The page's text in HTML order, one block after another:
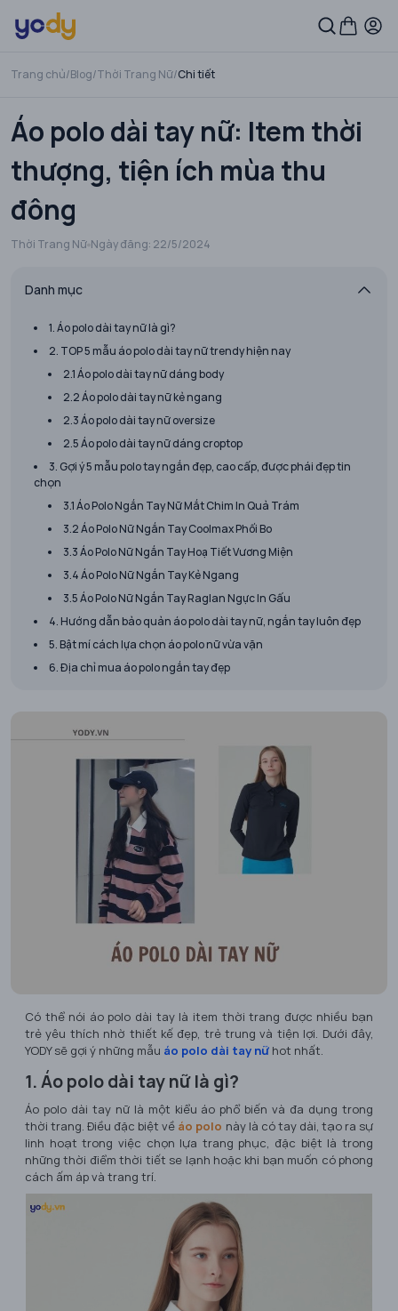
Trang chủ/Blog/Thời Trang Nữ/Chi tiết
Áo polo dài tay nữ: Item thời
thượng, tiện ích mùa thu
đông
Thời Trang Nữ Ngày đăng: 22/5/2024
Danh mục
1. Áo polo dài tay nữ là gì?
2. TOP 5 mẫu áo polo dài tay nữ trendy hiện nay
2.1 Áo polo dài tay nữ dáng body
2.2 Áo polo dài tay nữ kẻ ngang
2.3 Áo polo dài tay nữ oversize
2.5 Áo polo dài tay nữ dáng croptop
3. Gợi ý 5 mẫu polo tay ngắn đẹp, cao cấp, được phái đẹp tin
chọn
3.1 Áo Polo Ngắn Tay Nữ Mắt Chim In Quả Trám
3.2 Áo Polo Nữ Ngắn Tay Coolmax Phối Bo
3.3 Áo Polo Nữ Ngắn Tay Hoạ Tiết Vương Miện
3.4 Áo Polo Nữ Ngắn Tay Kẻ Ngang
3.5 Áo Polo Nữ Ngắn Tay Raglan Ngực In Gấu
4. Hướng dẫn bảo quản áo polo dài tay nữ, ngắn tay luôn đẹp
5. Bật mí cách lựa chọn áo polo nữ vừa vặn
6. Địa chỉ mua áo polo ngắn tay đẹp
Có thể nói áo polo dài tay là item thời trang được nhiều bạn
trẻ yêu thích nhờ thiết kế đẹp, trẻ trung và tiện lợi. Dưới đây,
YODY sẽ gợi ý những mẫu áo polo dài tay nữ hot nhất.
1. Áo polo dài tay nữ là gì?
Áo polo dài tay nữ là một kiểu áo phổ biến và đa dụng trong
thời trang. Điều đặc biệt về áo polo này là có tay dài, tạo ra sự
linh hoạt trong việc chọn lựa trang phục, đặc biệt là trong
những thời điểm thời tiết se lạnh hoặc khi bạn muốn có phong
cách ấm áp và trang trí.